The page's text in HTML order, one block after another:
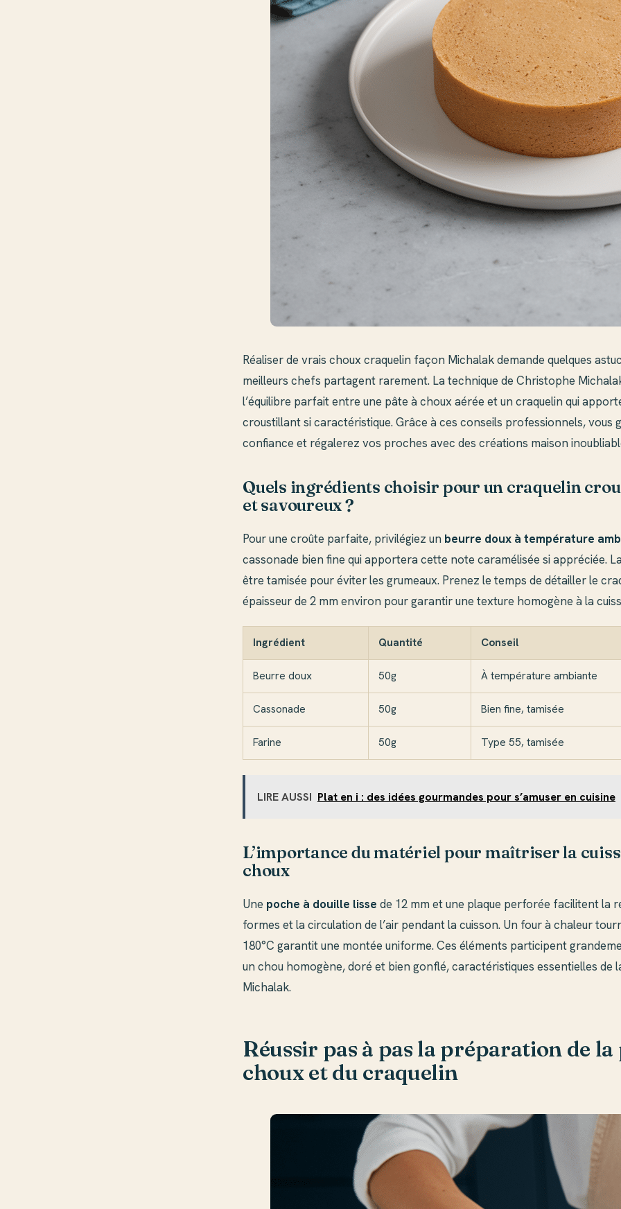
Réaliser de vrais choux craquelin façon Michalak demande quelques
meilleurs chefs partagent rarement. La technique de Christophe
l’équilibre parfait entre une pâte à choux aérée et un craquelin qui
croustillant si caractéristique. Grâce à ces conseils professionnels, vous
confiance et régalerez vos proches avec des créations maison
Quels ingrédients choisir pour un craquelin
et savoureux ?
Pour une croûte parfaite, privilégiez un beurre doux à température
cassonade bien fine qui apportera cette note caramélisée si appréciée.
être tamisée pour éviter les grumeaux. Prenez le temps de détailler le
épaisseur de 2 mm environ pour garantir une texture homogène à la
Ingrédient Quantité Conseil
Beurre doux 50g À température ambiante
Cassonade 50g Bien fine, tamisée
Farine 50g Type 55, tamisée
LIRE AUSSI Plat en i : des idées gourmandes pour s’amuser en cuisine
L’importance du matériel pour maîtriser la
choux
Une poche à douille lisse de 12 mm et une plaque perforée facilitent la
formes et la circulation de l’air pendant la cuisson. Un four à chaleur
180°C garantit une montée uniforme. Ces éléments participent
un chou homogène, doré et bien gonflé, caractéristiques essentielles de
Michalak.
Réussir pas à pas la préparation de la
choux et du craquelin